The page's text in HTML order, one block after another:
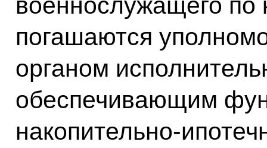
погашаются
органом
обеспечивающим
накопительно­-